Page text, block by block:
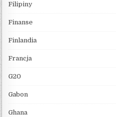
Filipiny
Finanse
Finlandia
Francja
G20
Gabon
Ghana